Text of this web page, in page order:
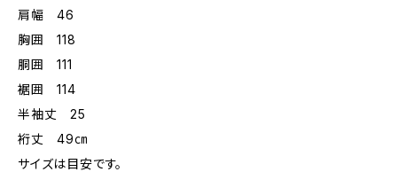
肩幅 46
胸囲 118
胴囲 111
裾囲 114
半袖丈 25
裄丈 49㎝
サイズは目安です。